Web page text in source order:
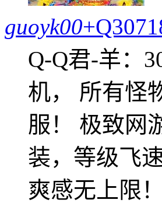
guoyk00
Q-Q君-羊：
机， 所有怪
服！ 极致网
装，等级飞
爽感无上限